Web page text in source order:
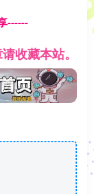
------
收藏本站。